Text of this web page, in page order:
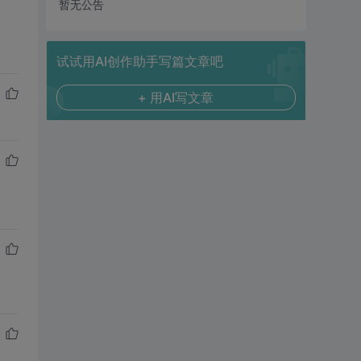
暂无公告
试试用AI创作助手写篇文章吧
+ 用AI写文章